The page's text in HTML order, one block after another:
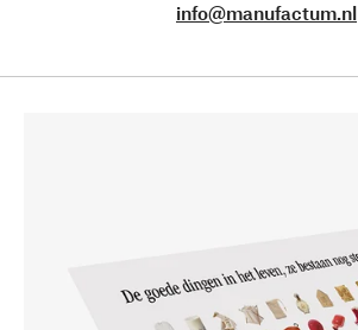
info@manufactum.nl